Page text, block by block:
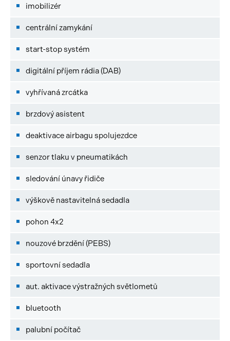
imobilizér
centrální zamykání
start-stop systém
digitální příjem rádia (DAB)
vyhřívaná zrcátka
brzdový asistent
deaktivace airbagu spolujezdce
senzor tlaku v pneumatikách
sledování únavy řidiče
výškově nastavitelná sedadla
pohon 4x2
nouzové brzdění (PEBS)
sportovní sedadla
aut. aktivace výstražných světlometů
bluetooth
palubní počítač